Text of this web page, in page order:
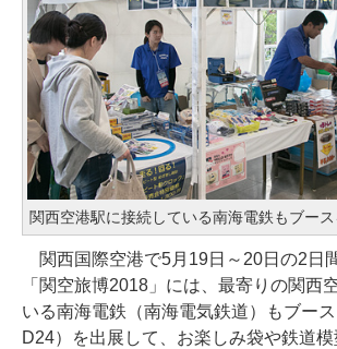
関西空港駅に接続している南海電鉄もブー
関西国際空港で5月19日～20日の2日
「関空旅博2018」には、最寄りの関西
いる南海電鉄（南海電気鉄道）もブース
D24）を出展して、お楽しみ袋や鉄道